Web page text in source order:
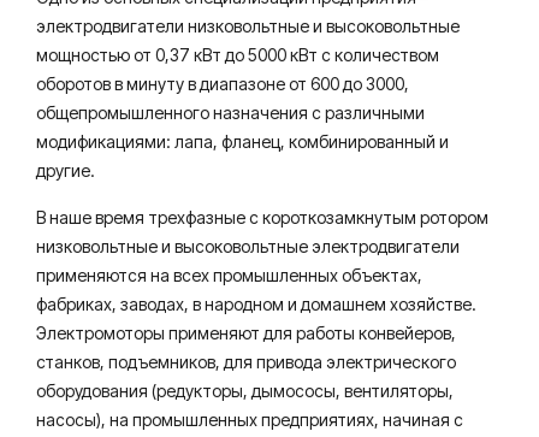
электродвигатели низковольтные и высоковольтные
мощностью от 0,37 кВт до 5000 кВт с количеством
оборотов в минуту в диапазоне от 600 до 3000,
общепромышленного назначения с различными
модификациями: лапа, фланец, комбинированный и
другие.
В наше время трехфазные с короткозамкнутым ротором
низковольтные и высоковольтные электродвигатели
применяются на всех промышленных объектах,
фабриках, заводах, в народном и домашнем хозяйстве.
Электромоторы применяют для работы конвейеров,
станков, подъемников, для привода электрического
оборудования (редукторы, дымососы, вентиляторы,
насосы), на промышленных предприятиях, начиная с